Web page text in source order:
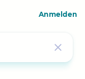
Anmelden